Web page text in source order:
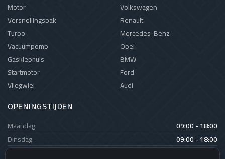
Motor
Versnellingsbak
Turbo
Vacuumpomp
Gasklephuis
Startmotor
Vliegwiel
Volkswagen
Renault
Mercedes-Benz
Opel
BMW
Ford
Audi
OPENINGSTIJDEN
Maandag:
09:00 - 18:00
Dinsdag:
09:00 - 18:00
Woensdag:
09:00 - 18:00